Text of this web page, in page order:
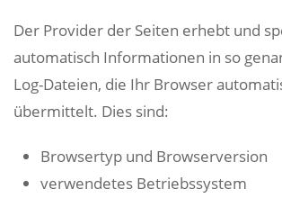
Der Provider der Seiten erhebt und
automatisch Informationen in so
Log-Dateien, die Ihr Browser
übermittelt. Dies sind:
Browsertyp und Browserversion
verwendetes Betriebssystem